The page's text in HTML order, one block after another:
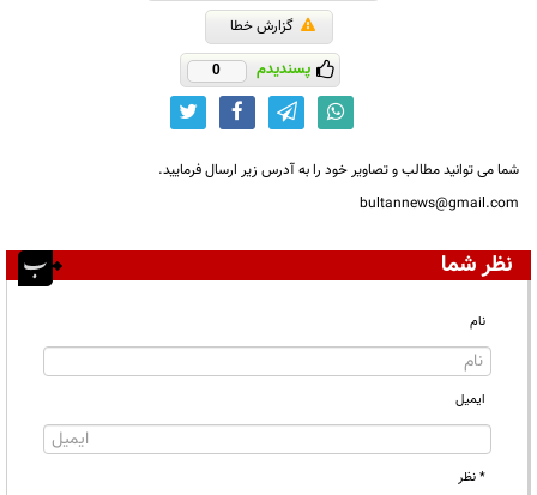
گزارش خطا
پسندیدم 0
شما می توانید مطالب و تصاویر خود را به آدرس زیر ارسال فرمایید.
bultannews@gmail.com
نظر شما
نام
ایمیل
* نظر